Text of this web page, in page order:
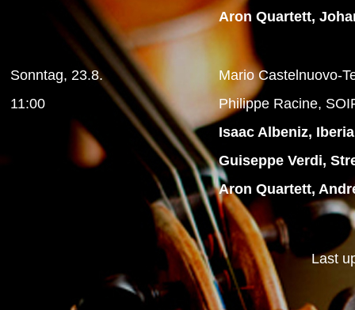
Aron Quartett,
Sonntag, 23.8.
Mario Castelnuovo-
11:00
Philippe Racine,
Isaac Albeniz,
Guiseppe Verdi,
Aron Quartett,
Last